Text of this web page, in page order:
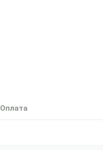
Оплата